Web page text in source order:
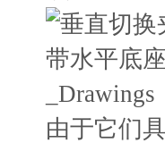
由于它们